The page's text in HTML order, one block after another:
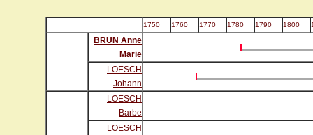
1750 1760 1770 1780 1790 1800
BRUN Anne
Marie
LOESCH
Johann
LOESCH
Barbe
LOESCH